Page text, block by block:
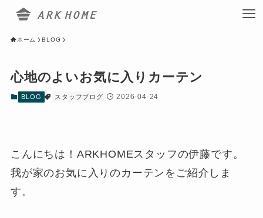
ホーム BLOG
心地のよいお気に入りカーテン
BLOG スタッフブログ 2026-04-24
こんにちは！ARKHOMEスタッフの伊藤です。
我が家のお気に入りのカーテンをご紹介しま
す。